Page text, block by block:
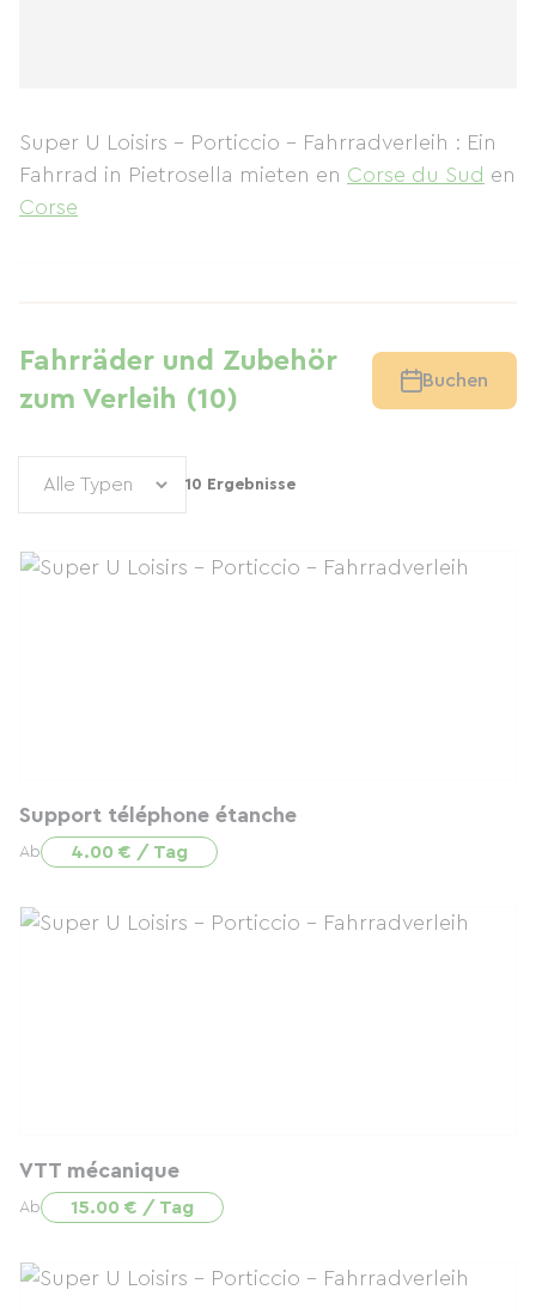
Super U Loisirs - Porticcio - Fahrradverleih : Ein
Fahrrad in Pietrosella mieten en Corse du Sud en
Corse
Fahrräder und Zubehör
zum Verleih (10)
Buchen
10 Ergebnisse
Support téléphone étanche
Ab 4.00 € / Tag
VTT mécanique
Ab 15.00 € / Tag